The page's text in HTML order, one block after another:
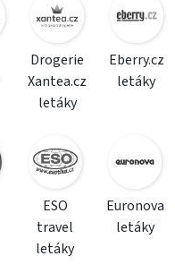
Drogerie
Xantea.cz
letáky
Eberry.cz
letáky
ESO
travel
letáky
Euronova
letáky